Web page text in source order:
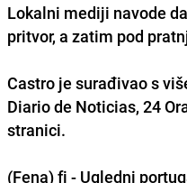
Lokalni mediji navode
pritvor, a zatim pod
Castro je surađivao s
Diario de Noticias, 24
stranici.
(Fena) fi - Ugledni